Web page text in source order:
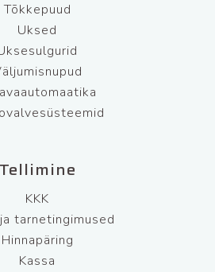
Tõkkepuud
Uksed
Tellimine
KKK
tarnetingimused
Hinnapäring
Kassa